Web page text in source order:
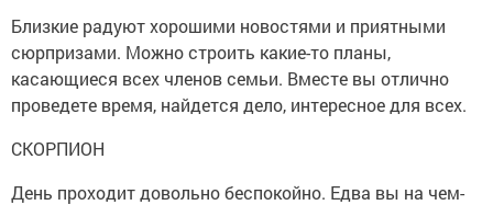
Близкие радуют хорошими новостями и приятными
сюрпризами. Можно строить какие-то планы,
касающиеся всех членов семьи. Вместе вы отлично
проведете время, найдется дело, интересное для всех.
СКОРПИОН
День проходит довольно беспокойно. Едва вы на чем-